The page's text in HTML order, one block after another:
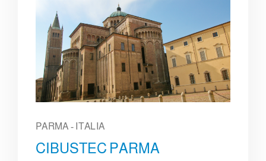
PARMA - ITALIA
CIBUSTEC PARMA